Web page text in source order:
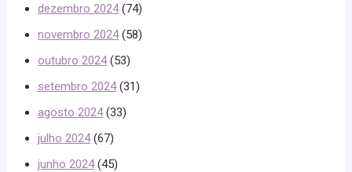
dezembro 2024(74)
novembro 2024(58)
outubro 2024(53)
setembro 2024(31)
agosto 2024(33)
julho 2024(67)
junho 2024(45)